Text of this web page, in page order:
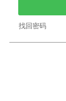
找回密码